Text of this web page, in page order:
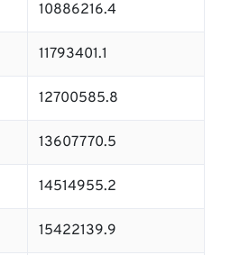
10886216.4
11793401.1
12700585.8
13607770.5
14514955.2
15422139.9